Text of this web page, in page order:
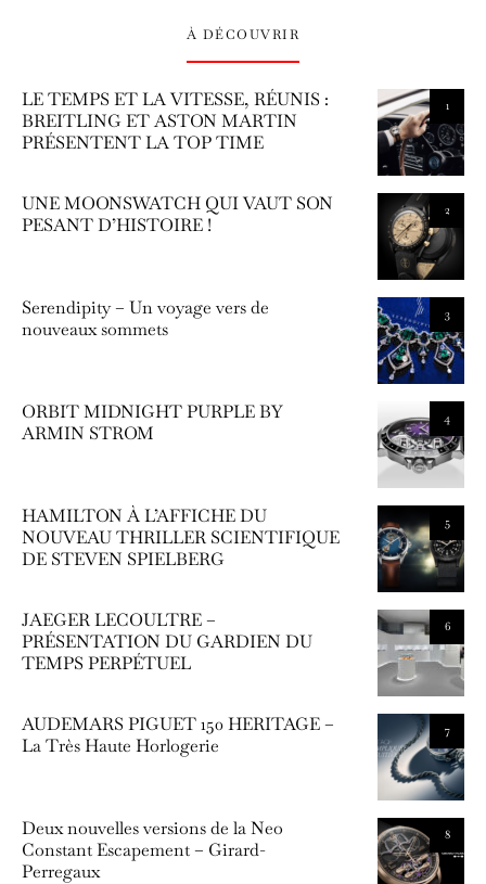
À DÉCOUVRIR
1
LE TEMPS ET LA VITESSE, RÉUNIS :
BREITLING ET ASTON MARTIN
PRÉSENTENT LA TOP TIME
2
UNE MOONSWATCH QUI VAUT SON
PESANT D’HISTOIRE !
3
Serendipity – Un voyage vers de
nouveaux sommets
4
ORBIT MIDNIGHT PURPLE BY
ARMIN STROM
5
HAMILTON À L’AFFICHE DU
NOUVEAU THRILLER SCIENTIFIQUE
DE STEVEN SPIELBERG
6
JAEGER LECOULTRE –
PRÉSENTATION DU GARDIEN DU
TEMPS PERPÉTUEL
7
AUDEMARS PIGUET 150 HERITAGE –
La Très Haute Horlogerie
8
Deux nouvelles versions de la Neo
Constant Escapement – Girard-
Perregaux